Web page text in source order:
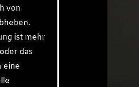
von
ist mehr
das
eine